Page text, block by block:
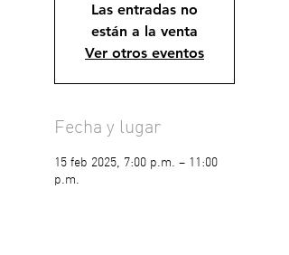
Las entradas no
están a la venta
Ver otros eventos
Fecha y lugar
15 feb 2025, 7:00 p.m. – 11:00
p.m.